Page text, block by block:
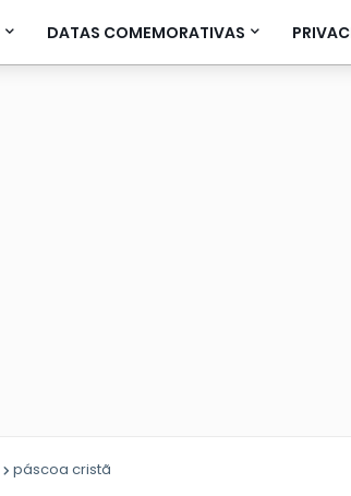
DATAS COMEMORATIVAS
páscoa cristã